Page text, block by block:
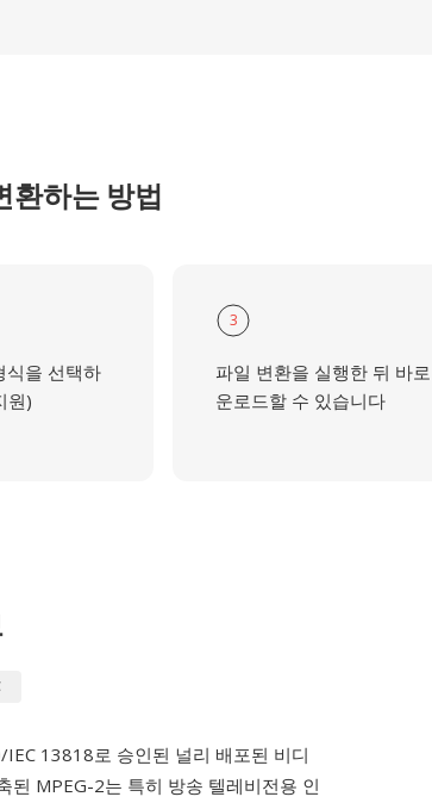
환하는 방법
식을 선택하
원)
3
파일 변환을 실행한 뒤 바
운로드할 수 있습니다
13818로 승인된 널리 배포된 비디
된 MPEG-2는 특히 방송 텔레비전용 인